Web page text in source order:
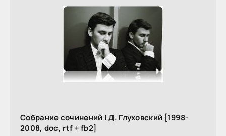
Собрание сочинений | Д. Глуховский [1998-
2008, doc, rtf + fb2]